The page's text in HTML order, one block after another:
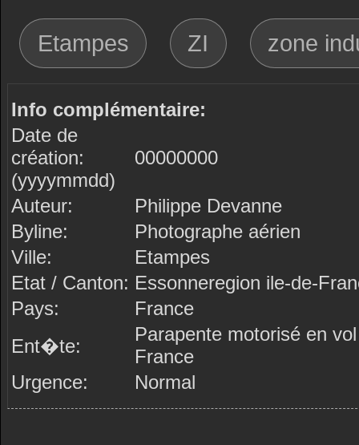
Etampes ZI zone
Info complémentaire:
Date de
création:
(yyyymmdd)
00000000
Auteur:
Philippe Devanne
Byline:
Photographe aérien
Ville:
Etampes
Etat / Canton: Essonneregion ile-de-
Pays:
France
Ent�te:
Parapente motorisé en
France
Urgence:
Normal